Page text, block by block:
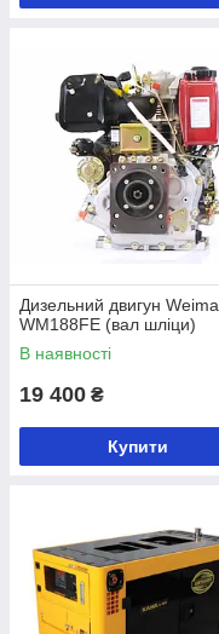
Дизельний двигун Weima
WM188FE (вал шліци)
В наявності
19 400 ₴
Купити